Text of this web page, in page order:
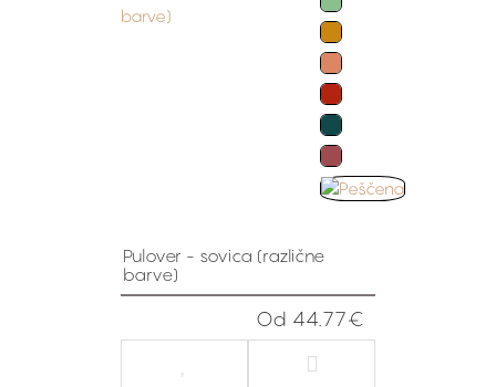
Pulover - sovica (različne
barve)
Od 44.77€